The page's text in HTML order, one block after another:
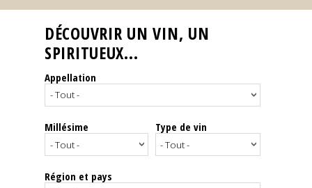
Reportages
Nos
Spiritueux
Notes
dégustation
DÉCOUVRIR UN VIN, UN
SPIRITUEUX...
Appellation
Millésime Type de vin
Région et pays